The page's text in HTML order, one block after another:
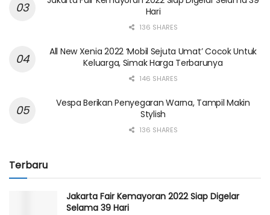
Hari
136 SHARES
All New Xenia 2022 ‘Mobil Sejuta Umat’ Cocok Untuk
Keluarga, Simak Harga Terbarunya
146 SHARES
Vespa Berikan Penyegaran Warna, Tampil Makin
Stylish
136 SHARES
Terbaru
Jakarta Fair Kemayoran 2022 Siap Digelar
Selama 39 Hari